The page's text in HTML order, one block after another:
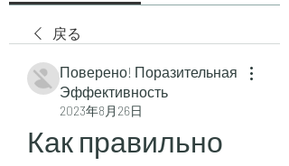
戻る
Поверено! Поразительная
Эффективность
2023年8月26日
Как правильно